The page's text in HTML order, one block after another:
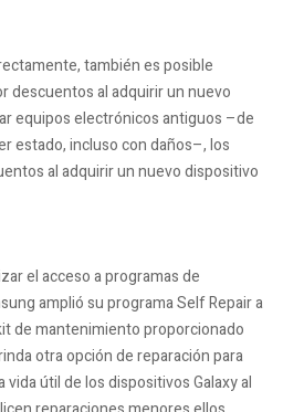
también es posible
descuentos al adquirir un nuevo
equipos electrónicos antiguos –de
estado, incluso con daños–, los
al adquirir un nuevo dispositivo
el acceso a programas de
amplió su programa Self Repair a
de mantenimiento proporcionado
otra opción de reparación para
útil de los dispositivos Galaxy al